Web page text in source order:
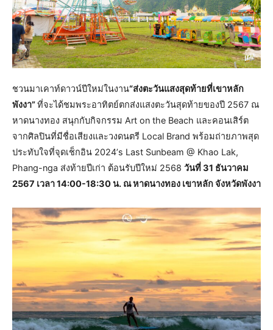
ชวนมาเคาท์ดาวน์ปีใหม่ในงาน“ส่งตะวันแสงสุดท้ายที่เขาหลัก
พังงา”ที่จะได้ชมพระอาทิตย์ตกส่งแสงตะวันสุดท้ายของปี 2567 ณ
หาดนางทอง สนุกกับกิจกรรม Art on the Beach และคอนเสิร์ต
จากศิลปินที่มีชื่อเสียงและวงดนตรี Local Brand พร้อมถ่ายภาพสุด
ประทับใจที่จุดเช็กอิน 2024’s Last Sunbeam @ Khao Lak,
Phang-nga ส่งท้ายปีเก่า ต้อนรับปีใหม่ 2568 วันที่ 31 ธันวาคม
2567 เวลา 14:00-18:30 น. ณ หาดนางทอง เขาหลัก จังหวัดพังงา